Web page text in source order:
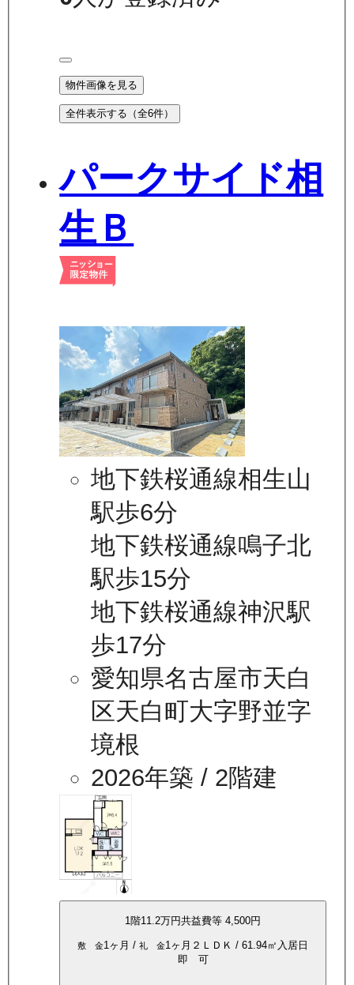
物件画像を見る
全件表示する（全6件）
パークサイド相
生Ｂ
地下鉄桜通線相生山
駅歩6分
地下鉄桜通線鳴子北
駅歩15分
地下鉄桜通線神沢駅
歩17分
愛知県名古屋市天白
区天白町大字野並字
境根
2026年築 / 2階建
1階11.2万円共益費等 4,500円
敷 金1ヶ月 / 礼 金1ヶ月 ２ＬＤＫ / 61.94㎡ 入居日
即 可